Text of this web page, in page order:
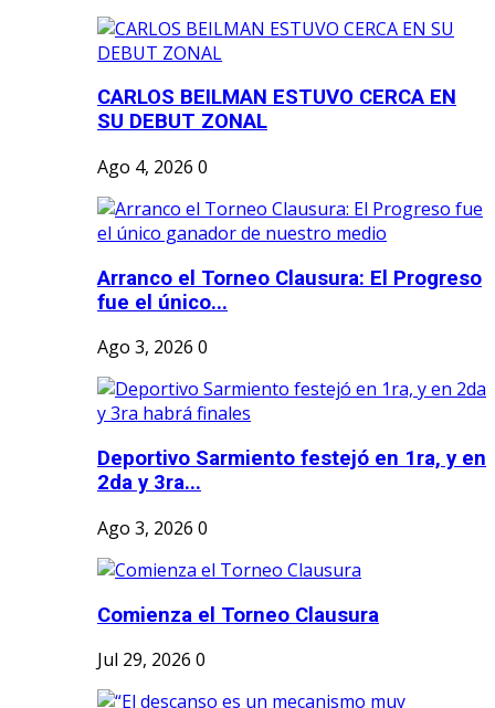
CARLOS BEILMAN ESTUVO CERCA EN
SU DEBUT ZONAL
Ago 4, 2026 0
Arranco el Torneo Clausura: El Progreso
fue el único...
Ago 3, 2026 0
Deportivo Sarmiento festejó en 1ra, y en
2da y 3ra...
Ago 3, 2026 0
Comienza el Torneo Clausura
Jul 29, 2026 0